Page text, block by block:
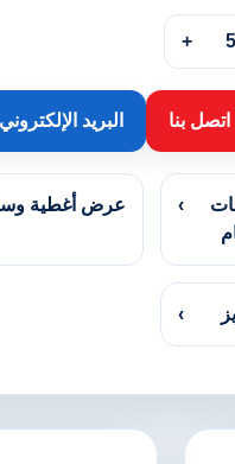
+
اتصل بنا البريد الإلكتروني
› عرض أغطية
›